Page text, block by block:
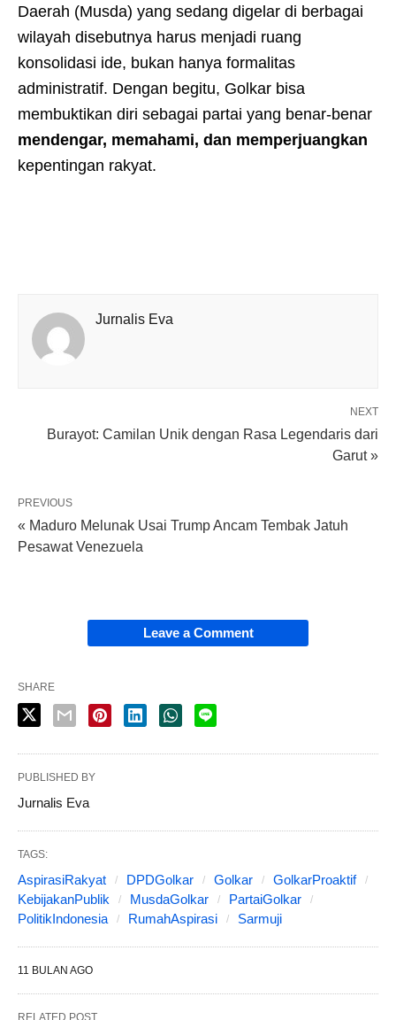
Daerah (Musda) yang sedang digelar di berbagai
wilayah disebutnya harus menjadi ruang
konsolidasi ide, bukan hanya formalitas
administratif. Dengan begitu, Golkar bisa
membuktikan diri sebagai partai yang benar-benar
mendengar, memahami, dan memperjuangkan
kepentingan rakyat.
Jurnalis Eva
NEXT
Burayot: Camilan Unik dengan Rasa Legendaris dari
Garut »
PREVIOUS
« Maduro Melunak Usai Trump Ancam Tembak Jatuh
Pesawat Venezuela
Leave a Comment
SHARE
PUBLISHED BY
Jurnalis Eva
TAGS:
AspirasiRakyat DPDGolkar Golkar
GolkarProaktif
KebijakanPublik
MusdaGolkar
PartaiGolkar
PolitikIndonesia
RumahAspirasi Sarmuji
11 BULAN AGO
RELATED POST